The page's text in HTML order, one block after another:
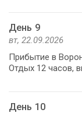
День 9
вт, 22.09.2026
Прибытие в
Отдых 12 часов,
День 10